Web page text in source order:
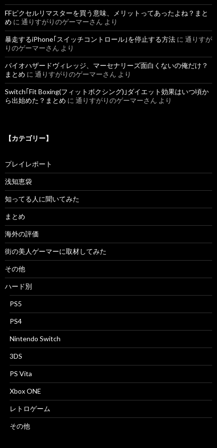
FFピクセルリマスターを買う意味、メリットってあったよね？まと
め に 通りすがりのゲーマーさん より
暴走するiPhone｢スイッチコントロール｣を停止する方法 に 通りすが
りのゲーマーさん より
バイオハザードヴィレッジ、マーセナリーズ面白くないの俺だけ？
まとめ に 通りすがりのゲーマーさん より
Switch｢Fit Boxing(フィットボクシング)｣ダイエット効果はいつ頃か
ら出始めた？まとめ に 通りすがりのゲーマーさん より
【カテゴリー】
プレイレポート
浅知恵袋
知ってる人に聞いてみた
まとめ
海外の評価
街の美人ゲーマーに取材してみた
その他
ハード別
PS5
PS4
Nintendo Switch
3DS
PS Vita
Xbox ONE
レトロゲーム
その他